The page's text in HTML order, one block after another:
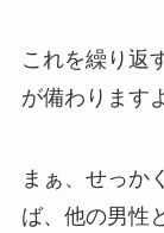
これを繰り返
が備わります
まぁ、せっか
ば、他の男性